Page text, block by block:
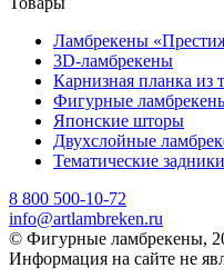
Ламбрекены
3D-ламбрекены
Карнизная планка из
Фигурные
Японские шторы
Двухслойные
Тематические
8 800 500-10-72
info@artlambreken.ru
© Фигурные ламбрекены,
Информация на сайте не